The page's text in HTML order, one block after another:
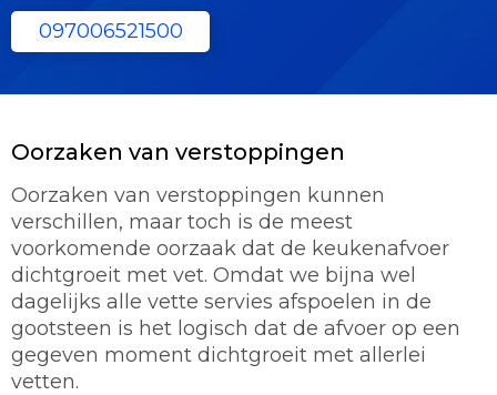
097006521500
Oorzaken van verstoppingen
Oorzaken van verstoppingen kunnen
verschillen, maar toch is de meest
voorkomende oorzaak dat de keukenafvoer
dichtgroeit met vet. Omdat we bijna wel
dagelijks alle vette servies afspoelen in de
gootsteen is het logisch dat de afvoer op een
gegeven moment dichtgroeit met allerlei
vetten.